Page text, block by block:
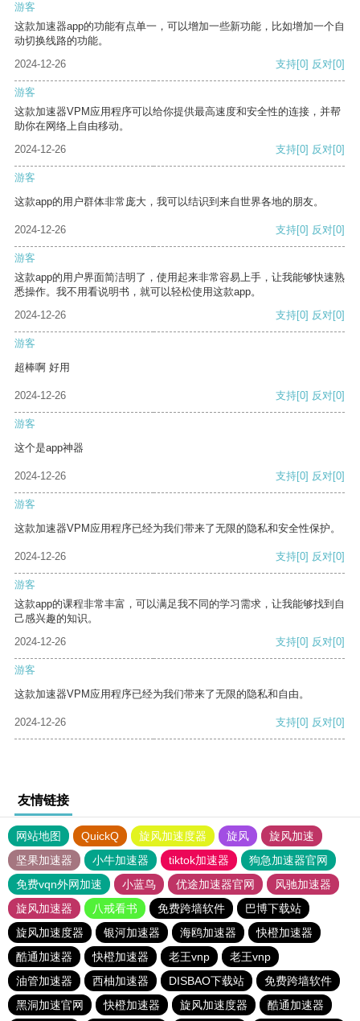
游客
这款加速器app的功能有点单一，可以增加一些新功能，比如增加一个自
动切换线路的功能。
2024-12-26
支持[0] 反对[0]
游客
这款加速器VPM应用程序可以给你提供最高速度和安全性的连接，并帮
助你在网络上自由移动。
2024-12-26
支持[0] 反对[0]
游客
这款app的用户群体非常庞大，我可以结识到来自世界各地的朋友。
2024-12-26 支持[0] 反对[0]
游客
这款app的用户界面简洁明了，使用起来非常容易上手，让我能够快速熟
悉操作。我不用看说明书，就可以轻松使用这款app。
2024-12-26
支持[0] 反对[0]
游客
超棒啊 好用
2024-12-26 支持[0] 反对[0]
游客
这个是app神器
2024-12-26 支持[0] 反对[0]
游客
这款加速器VPM应用程序已经为我们带来了无限的隐私和安全性保护。
2024-12-26 支持[0] 反对[0]
游客
这款app的课程非常丰富，可以满足我不同的学习需求，让我能够找到自
己感兴趣的知识。
2024-12-26
支持[0] 反对[0]
游客
这款加速器VPM应用程序已经为我们带来了无限的隐私和自由。
2024-12-26 支持[0] 反对[0]
友情链接
网站地图 QuickQ 旋风加速度器 旋风
旋风加速
坚果加速器
小牛加速器 tiktok加速器
狗急加速器官网
免费vqn外网加速
小蓝鸟 优途加速器官网
风驰加速器
旋风加速器
八戒看书 免费跨墙软件
巴博下载站
旋风加速度器
银河加速器 海鸥加速器
快橙加速器
酷通加速器
快橙加速器 老王vnp
老王vnp
油管加速器
西柚加速器 DISBAO下载站
免费跨墙软件
黑洞加速官网
快橙加速器 旋风加速度器 酷通加速器